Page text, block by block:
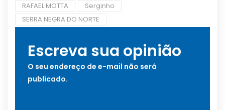
RAFAEL MOTTA
Serginho
SERRA NEGRA DO NORTE
Escreva sua opinião
O seu endereço de e-mail não será
publicado.